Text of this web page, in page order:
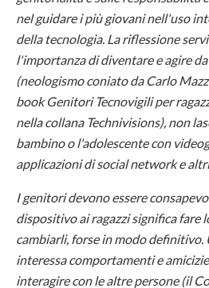
nel guidare i più giovani nell'uso
della tecnologia. La riflessione
l'importanza di diventare e agire
(neologismo coniato da Carlo
book Genitori Tecnovigili per
nella collana Technivisions), non
bambino o l'adolescente con
applicazioni di social network e
I genitori devono essere
dispositivo ai ragazzi significa fare
cambiarli, forse in modo definitivo.
interessa comportamenti e
interagire con le altre persone (il